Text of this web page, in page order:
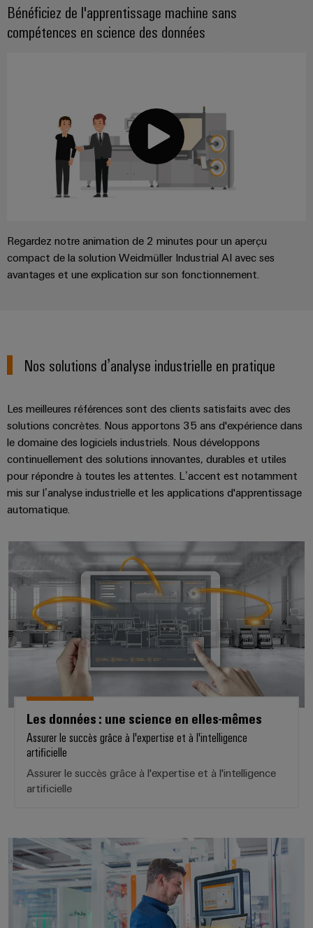
Configurator
Ingénierie
numérique
d'un niveau
Bénéficiez de l'apprentissage machine sans
compétences en science des données
Regardez notre animation de 2 minutes pour un aperçu
compact de la solution Weidmüller Industrial AI avec ses
avantages et une explication sur son fonctionnement.
Nos solutions d’analyse industrielle en pratique
Les meilleures références sont des clients satisfaits avec des
solutions concrètes. Nous apportons 35 ans d'expérience dans
le domaine des logiciels industriels. Nous développons
continuellement des solutions innovantes, durables et utiles
pour répondre à toutes les attentes. L’accent est notamment
mis sur l’analyse industrielle et les applications d'apprentissage
automatique.
Les données : une science en
Les données : une science en elles-mêmes
Assurer le succès grâce à l'expertise et à l'intelligence
artificielle
Assurer le succès grâce à l'expertise et à l'intelligence
artificielle
Appliquer l'analye industrielle de